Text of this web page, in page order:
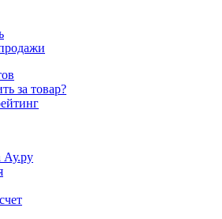
за товар?
Ау.ру